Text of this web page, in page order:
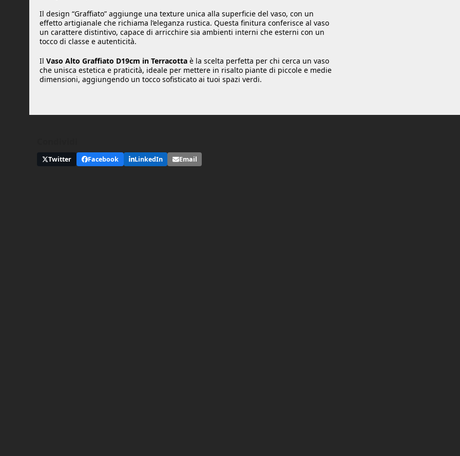
Il design “Graffiato” aggiunge una texture unica alla superficie del vaso, con un
effetto artigianale che richiama l’eleganza rustica. Questa finitura conferisce al vaso
un carattere distintivo, capace di arricchire sia ambienti interni che esterni con un
tocco di classe e autenticità.
Il Vaso Alto Graffiato D19cm in Terracotta è la scelta perfetta per chi cerca un vaso
che unisca estetica e praticità, ideale per mettere in risalto piante di piccole e medie
dimensioni, aggiungendo un tocco sofisticato ai tuoi spazi verdi.
Twitter Facebook LinkedIn Email